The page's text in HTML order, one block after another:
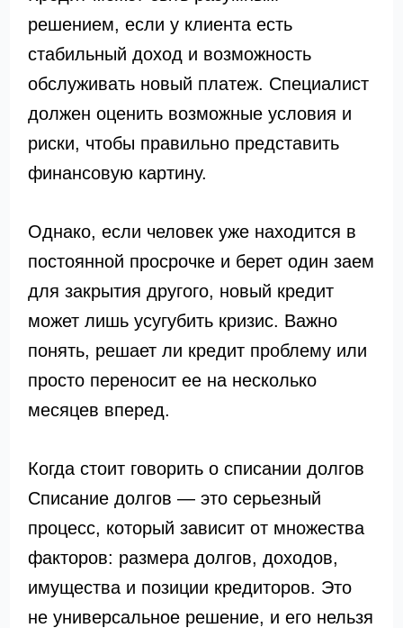
решением, если у клиента есть
стабильный доход и возможность
обслуживать новый платеж. Специалист
должен оценить возможные условия и
риски, чтобы правильно представить
финансовую картину.
Однако, если человек уже находится в
постоянной просрочке и берет один заем
для закрытия другого, новый кредит
может лишь усугубить кризис. Важно
понять, решает ли кредит проблему или
просто переносит ее на несколько
месяцев вперед.
Когда стоит говорить о списании долгов
Списание долгов — это серьезный
процесс, который зависит от множества
факторов: размера долгов, доходов,
имущества и позиции кредиторов. Это
не универсальное решение, и его нельзя